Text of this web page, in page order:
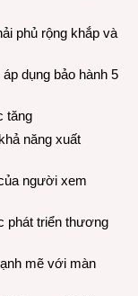
phủ rộng khắp và
dụng bảo hành 5
tăng
năng xuất
người xem
phát triển thương
mẽ với màn